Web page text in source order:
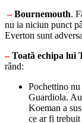
–Bournemouth.
nu ia niciun punct
Everton sunt
– Toată echipa lui
rând:
Pochettino nu
Guardiola.
Koeman a
ce ar fi trebuit